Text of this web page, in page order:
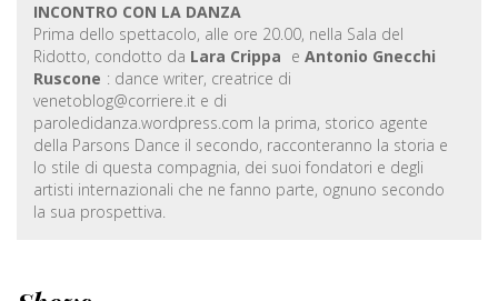
INCONTRO CON LA DANZA
Prima dello spettacolo, alle ore 20.00, nella Sala del
Ridotto, condotto da Lara Crippa e Antonio Gnecchi
Ruscone : dance writer, creatrice di
venetoblog@corriere.it e di
paroledidanza.wordpress.com la prima, storico agente
della Parsons Dance il secondo, racconteranno la storia e
lo stile di questa compagnia, dei suoi fondatori e degli
artisti internazionali che ne fanno parte, ognuno secondo
la sua prospettiva.